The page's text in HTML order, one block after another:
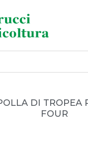
DI TROPEA
FOUR